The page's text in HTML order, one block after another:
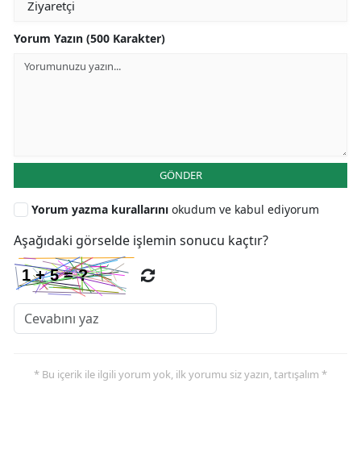
Yorum Yazın (500 Karakter)
GÖNDER
Yorum yazma kurallarını okudum ve kabul ediyorum
Aşağıdaki görselde işlemin sonucu kaçtır?
* Bu içerik ile ilgili yorum yok, ilk yorumu siz yazın, tartışalım *